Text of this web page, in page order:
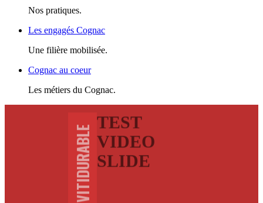
Nos pratiques.
Les engagés Cognac
Une filière mobilisée.
Cognac au coeur
Les métiers du Cognac.
VITIDURABLE
TEST
VIDEO
SLIDE